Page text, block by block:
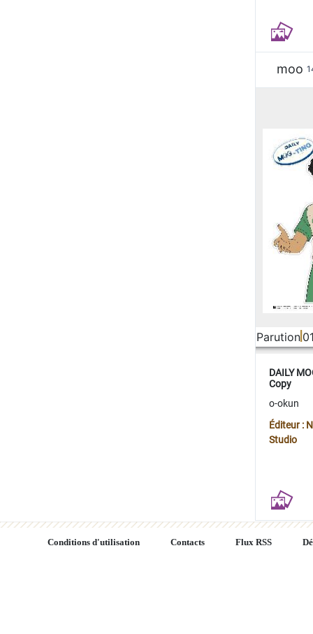
moo
Parution
DAILY
Copy
o-okun
Éditeur :
Studio
Conditions d'utilisation Contacts Flux RSS